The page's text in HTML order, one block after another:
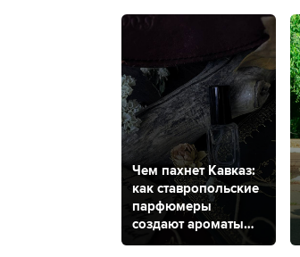
Чем пахнет Кавказ:
как ставропольские
парфюмеры
создают ароматы
КМВ